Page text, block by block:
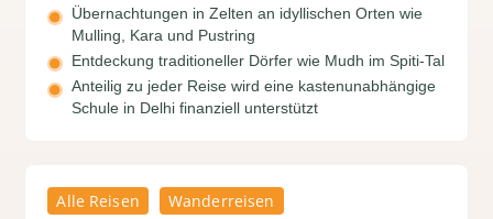
Übernachtungen in Zelten an idyllischen Orten wie
Mulling, Kara und Pustring
Entdeckung traditioneller Dörfer wie Mudh im Spiti-Tal
Anteilig zu jeder Reise wird eine kastenunabhängige
Schule in Delhi finanziell unterstützt
Alle Reisen Wanderreisen